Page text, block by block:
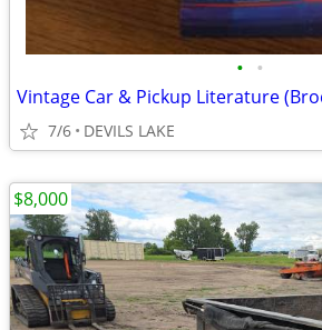
• •
7/6 DEVILS LAKE
$8,000